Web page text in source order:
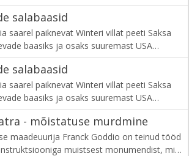
üritanute motiivid ja uurime, kuidas Victoria
kujundada nüüdisaegset monarhiat
salabaasid
saarel paiknevat Winteri villat peeti Saksa
baasiks ja osaks suuremast USA
plaanist.
salabaasid
saarel paiknevat Winteri villat peeti Saksa
baasiks ja osaks suuremast USA
plaanist.
- mõistatuse murdmine
maadeuurija Franck Goddio on teinud tööd
muistsest monumendist, mis